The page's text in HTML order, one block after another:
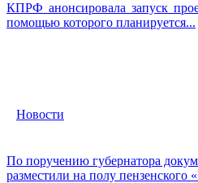
КПРФ анонсировала запуск
помощью которого планируется...
Новости
По поручению губернатора
разместили на полу